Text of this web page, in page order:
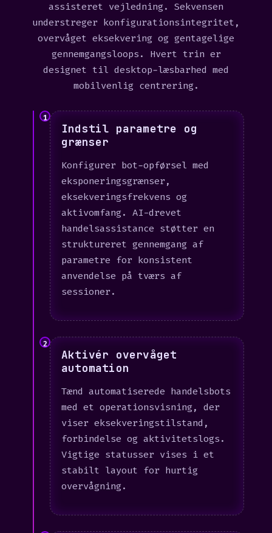
assisteret vejledning. Sekvensen
understreger konfigurationsintegritet,
overvåget eksekvering og gentagelige
gennemgangsloops. Hvert trin er
designet til desktop-læsbarhed med
mobilvenlig centrering.
1
Indstil parametre og
grænser
Konfigurer bot-opførsel med
eksponeringsgrænser,
eksekveringsfrekvens og
aktivomfang. AI-drevet
handelsassistance støtter en
struktureret gennemgang af
parametre for konsistent
anvendelse på tværs af
sessioner.
2
Aktivér overvåget
automation
Tænd automatiserede handelsbots
med et operationsvisning, der
viser eksekveringstilstand,
forbindelse og aktivitetslogs.
Vigtige statusser vises i et
stabilt layout for hurtig
overvågning.